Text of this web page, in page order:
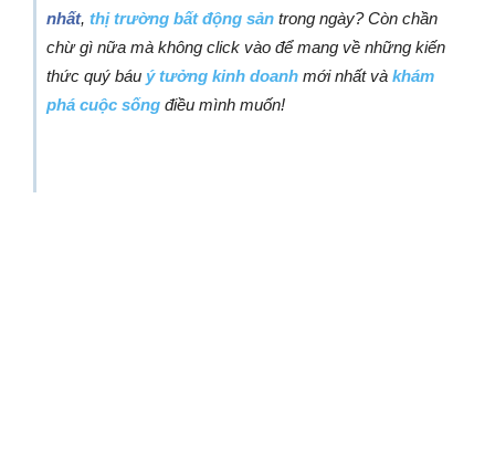
nhất, thị trường bất động sản trong ngày? Còn chần
chừ gì nữa mà không click vào để mang về những kiến
thức quý báu ý tưởng kinh doanh mới nhất và khám
phá cuộc sống điều mình muốn!